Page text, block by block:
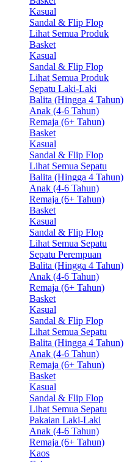
Kasual
Sandal & Flip Flop
Lihat Semua Produk
Basket
Kasual
Sandal & Flip Flop
Lihat Semua Produk
Sepatu Laki-Laki
Balita (Hingga 4 Tahun)
Anak (4-6 Tahun)
Remaja (6+ Tahun)
Basket
Kasual
Sandal & Flip Flop
Lihat Semua Sepatu
Balita (Hingga 4 Tahun)
Anak (4-6 Tahun)
Remaja (6+ Tahun)
Basket
Kasual
Sandal & Flip Flop
Lihat Semua Sepatu
Sepatu Perempuan
Balita (Hingga 4 Tahun)
Anak (4-6 Tahun)
Remaja (6+ Tahun)
Basket
Kasual
Sandal & Flip Flop
Lihat Semua Sepatu
Balita (Hingga 4 Tahun)
Anak (4-6 Tahun)
Remaja (6+ Tahun)
Basket
Kasual
Sandal & Flip Flop
Lihat Semua Sepatu
Pakaian Laki-Laki
Anak (4-6 Tahun)
Remaja (6+ Tahun)
Kaos